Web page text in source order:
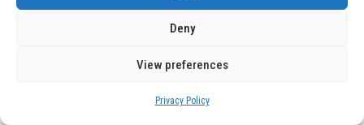
Deny
View preferences
Privacy Policy